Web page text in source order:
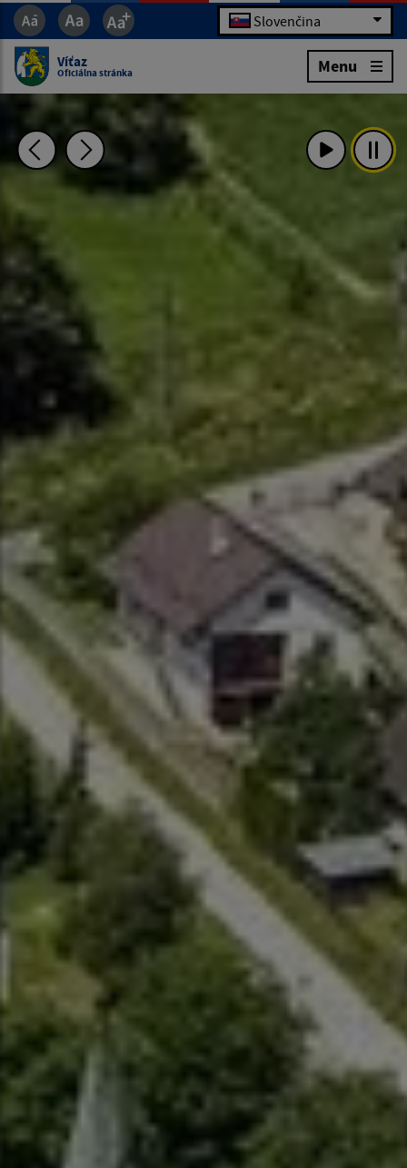
Slovenčina
Víťaz
Oficiálna stránka Menu